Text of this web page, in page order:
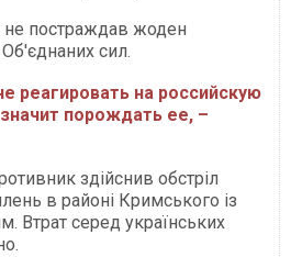
не постраждав жоден
сил.
реагировать на российскую
порождать ее, –
здійснив обстріл
в районі Кримського із
Втрат серед українських